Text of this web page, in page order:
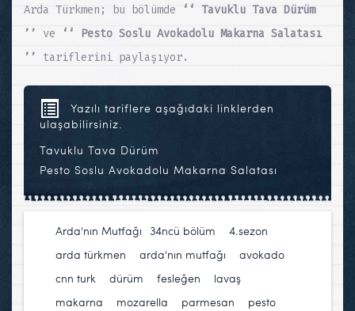
Arda Türkmen; bu bölümde
‘‘ Tavuklu Tava Dürüm
’’
ve
‘‘ Pesto Soslu Avokadolu Makarna Salatası
’’
tariflerini paylaşıyor.
Yazılı tariflere aşağıdaki linklerden
ulaşabilirsiniz.
Tavuklu Tava Dürüm
Pesto Soslu Avokadolu Makarna Salatası
Arda'nın Mutfağı 34ncü bölüm 4.sezon
arda türkmen
arda'nın mutfağı avokado
cnn turk
dürüm fesleğen lavaş
makarna
mozarella parmesan pesto